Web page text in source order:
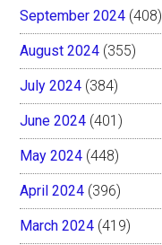
September 2024 (408)
August 2024 (355)
July 2024 (384)
June 2024 (401)
May 2024 (448)
April 2024 (396)
March 2024 (419)